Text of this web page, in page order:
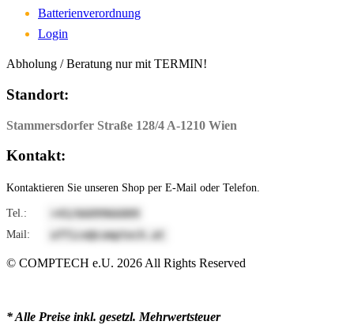
Batterienverordnung
Login
Abholung / Beratung nur mit TERMIN!
Standort:
Stammersdorfer Straße 128/4 A-1210 Wien
Kontakt:
Kontaktieren Sie unseren Shop per E-Mail oder Telefon.
Tel.: 9006699066/34+
Mail: ta.hcetpmoc@eciffo
© COMPTECH e.U. 2026 All Rights Reserved
* Alle Preise inkl. gesetzl. Mehrwertsteuer